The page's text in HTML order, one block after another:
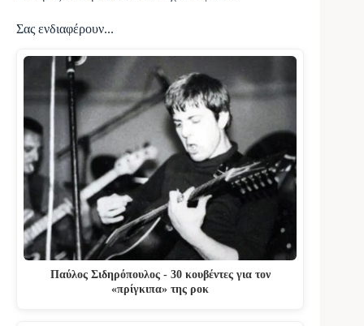
Σας ενδιαφέρουν...
Παύλος Σιδηρόπουλος - 30 κουβέντες για τον
«πρίγκιπα» της ροκ